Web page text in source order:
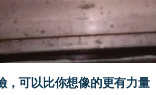
，可以比你想像的更有力量